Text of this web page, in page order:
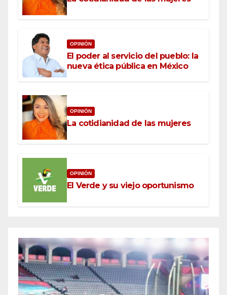
OPINIÓN
El poder al servicio del pueblo: la
nueva ética pública en México
OPINIÓN
La cotidianidad de las mujeres
OPINIÓN
El Verde y su viejo oportunismo